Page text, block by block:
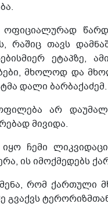
ოფიციალურად
რაშიც თავს
ეტაპზე,
მხოლოდ და
დალი ბარბაქაძემ.
არ
მივიდა.
იყო ჩემი
ის იმოქმედებს
რომ ქართული
გვაქვს